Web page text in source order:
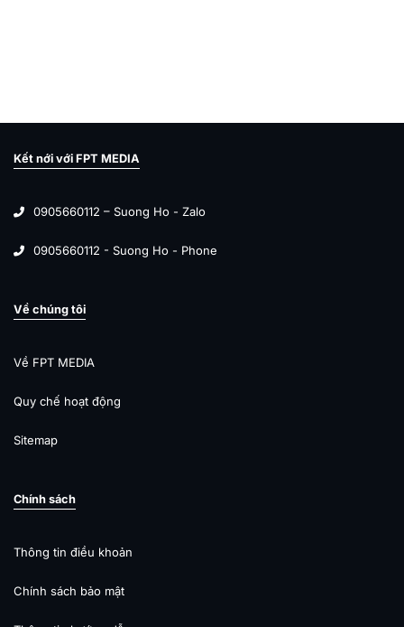
Kết nới với FPT MEDIA
0905660112 – Suong Ho - Zalo
0905660112 - Suong Ho - Phone
Về chúng tôi
Về FPT MEDIA
Quy chế hoạt động
Sitemap
Chính sách
Thông tin điều khoản
Chính sách bảo mật